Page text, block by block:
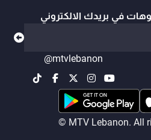
في بريدك الالكتروني
@mtvlebanon
© MTV Lebanon. All